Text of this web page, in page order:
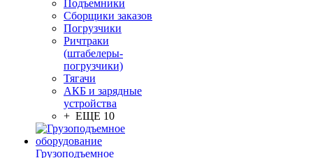
Подъемники
Сборщики заказов
Погрузчики
Ричтраки
(штабелеры-
погрузчики)
Тягачи
АКБ и зарядные
устройства
+ ЕЩЕ 10
Грузоподъемное